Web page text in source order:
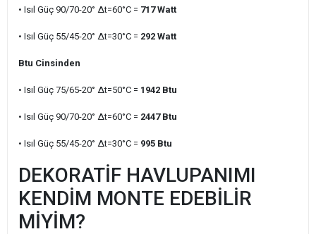
• Isıl Güç 90/70-20° ∆t=60°C = 717 Watt
• Isıl Güç 55/45-20° ∆t=30°C = 292 Watt
Btu Cinsinden
• Isıl Güç 75/65-20° ∆t=50°C = 1942 Btu
• Isıl Güç 90/70-20° ∆t=60°C = 2447 Btu
• Isıl Güç 55/45-20° ∆t=30°C = 995 Btu
DEKORATİF HAVLUPANIMI
KENDİM MONTE EDEBİLİR
MİYİM?